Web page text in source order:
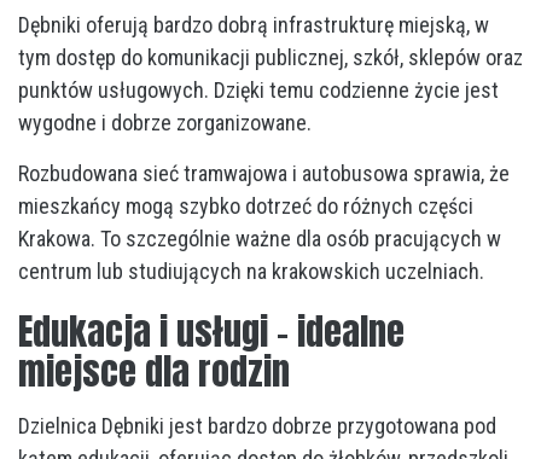
Dębniki oferują bardzo dobrą infrastrukturę miejską, w
tym dostęp do komunikacji publicznej, szkół, sklepów oraz
punktów usługowych. Dzięki temu codzienne życie jest
wygodne i dobrze zorganizowane.
Rozbudowana sieć tramwajowa i autobusowa sprawia, że
mieszkańcy mogą szybko dotrzeć do różnych części
Krakowa. To szczególnie ważne dla osób pracujących w
centrum lub studiujących na krakowskich uczelniach.
Edukacja i usługi – idealne
miejsce dla rodzin
Dzielnica Dębniki jest bardzo dobrze przygotowana pod